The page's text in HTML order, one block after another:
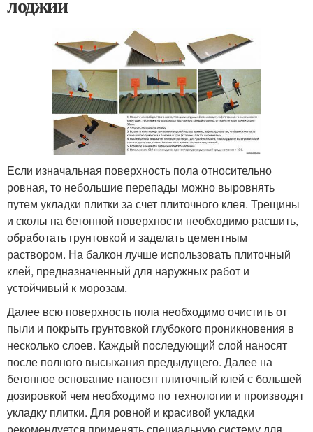
Если изначальная поверхность пола относительно
ровная, то небольшие перепады можно выровнять
путем укладки плитки за счет плиточного клея. Трещины
и сколы на бетонной поверхности необходимо расшить,
обработать грунтовкой и заделать цементным
раствором. На балкон лучше использовать плиточный
клей, предназначенный для наружных работ и
устойчивый к морозам.
Далее всю поверхность пола необходимо очистить от
пыли и покрыть грунтовкой глубокого проникновения в
несколько слоев. Каждый последующий слой наносят
после полного высыхания предыдущего. Далее на
бетонное основание наносят плиточный клей с большей
дозировкой чем необходимо по технологии и производят
укладку плитки. Для ровной и красивой укладки